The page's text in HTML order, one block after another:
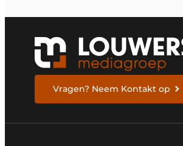
Vragen? Neem Kontakt op